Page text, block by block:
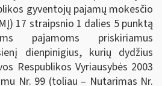
gyventojų pajamų mokesčio
17 straipsnio 1 dalies 5 punktą
pajamoms priskiriamus
dienpinigius, kurių dydžius
Respublikos Vyriausybės 2003
Nr. 99 (toliau – Nutarimas Nr.